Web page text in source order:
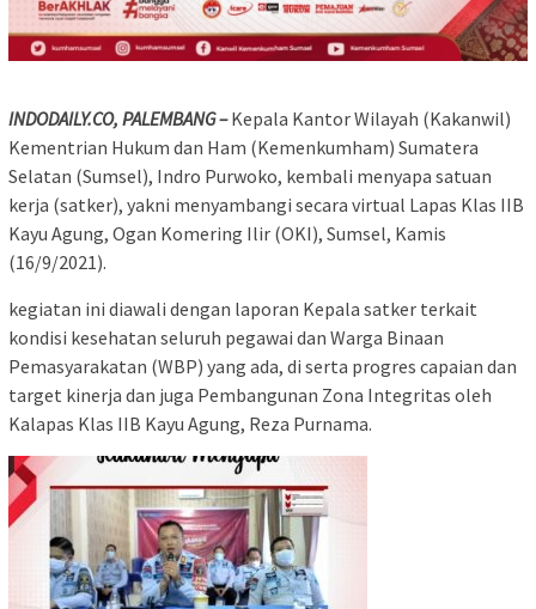
INDODAILY.CO, PALEMBANG –Kepala Kantor Wilayah (Kakanwil)
Kementrian Hukum dan Ham (Kemenkumham) Sumatera
Selatan (Sumsel), Indro Purwoko, kembali menyapa satuan
kerja (satker), yakni menyambangi secara virtual Lapas Klas IIB
Kayu Agung, Ogan Komering Ilir (OKI), Sumsel, Kamis
(16/9/2021).
kegiatan ini diawali dengan laporan Kepala satker terkait
kondisi kesehatan seluruh pegawai dan Warga Binaan
Pemasyarakatan (WBP) yang ada, di serta progres capaian dan
target kinerja dan juga Pembangunan Zona Integritas oleh
Kalapas Klas IIB Kayu Agung, Reza Purnama.